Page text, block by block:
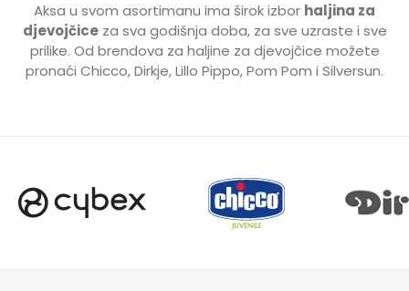
Aksa u svom asortimanu ima širok izbor haljina za
djevojčiceza sva godišnja doba, za sve uzraste i sve
prilike. Od brendova za haljine za djevojčice možete
pronaći Chicco, Dirkje, Lillo Pippo, Pom Pom i Silversun.